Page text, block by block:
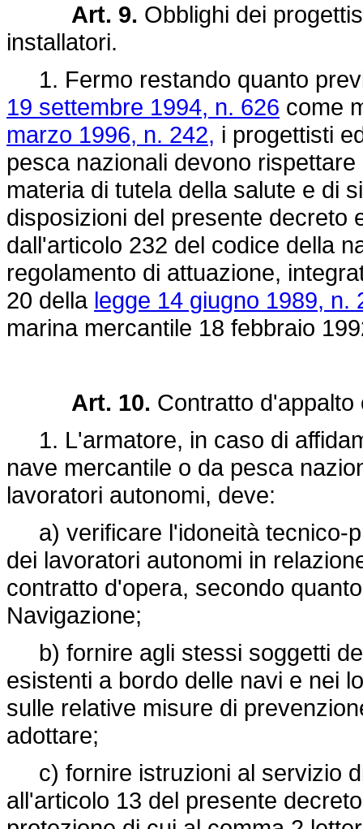
Art. 9. Obblighi dei
installatori.
1. Fermo restando quanto
19 settembre 1994, n. 626 come
marzo 1996, n. 242, i progettisti
pesca nazionali devono
materia di tutela della salute e di
disposizioni del presente decreto
dall'articolo 232 del codice della
regolamento di attuazione,
20 della legge 14 giugno 1989, n.
marina mercantile 18 febbraio
Art. 10. Contratto d'appalto
1. L'armatore, in caso di
nave mercantile o da pesca
lavoratori autonomi, deve:
a) verificare l'idoneità tecnico-
dei lavoratori autonomi in
contratto d'opera, secondo
Navigazione;
b) fornire agli stessi soggetti
esistenti a bordo delle navi e nei
sulle relative misure di
adottare;
c) fornire istruzioni al servizio
all'articolo 13 del presente